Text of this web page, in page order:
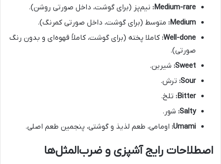
Medium-rare: نیم‌پز (برای گوشت، داخل صورتی روشن).
Medium: متوسط (برای گوشت، داخل صورتی کمرنگ).
Well-done: کاملا پخته (برای گوشت، کاملاً قهوه‌ای و بدون رنگ
صورتی).
Sweet: شیرین.
Sour: ترش.
Bitter: تلخ.
Salty: شور.
Umami: اومامی، طعم لذیذ و گوشتی، پنجمین طعم اصلی.
اصطلاحات رایج آشپزی و ضرب‌المثل‌ها